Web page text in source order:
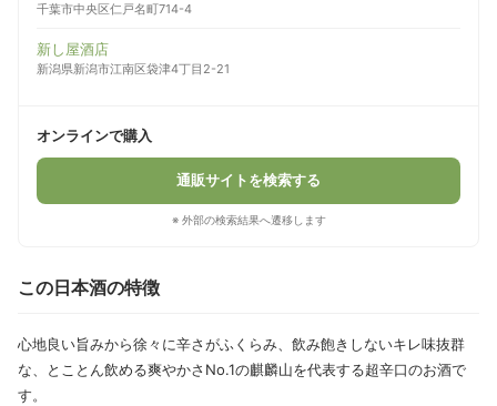
千葉市中央区仁戸名町714-4
新し屋酒店
新潟県新潟市江南区袋津4丁目2-21
オンラインで購入
通販サイトを検索する
※ 外部の検索結果へ遷移します
この日本酒の特徴
心地良い旨みから徐々に辛さがふくらみ、飲み飽きしないキレ味抜群
な、とことん飲める爽やかさNo.1の麒麟山を代表する超辛口のお酒で
す。